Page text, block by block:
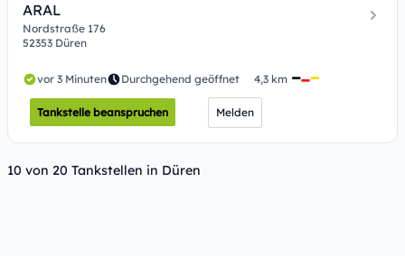
ARAL
Nordstraße 176
52353 Düren
vor 3 Minuten Durchgehend geöffnet 4,3 km
Tankstelle beanspruchen Melden
10 von 20 Tankstellen in Düren